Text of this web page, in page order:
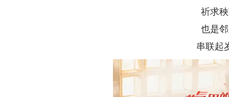
祈求
也是
串联起